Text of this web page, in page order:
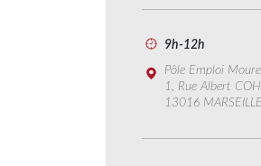
9h-12h
Pôle Emploi
1, Rue Albert
13016